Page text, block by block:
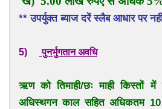
** उपर्युक्त ब्याज दरें स्लैब आधार पर
5) पुनर्भुगतान अवधि
ऋण को तिमाही/छः माही किस्तों
अधिस्थगन काल सहित अधिकतम 10